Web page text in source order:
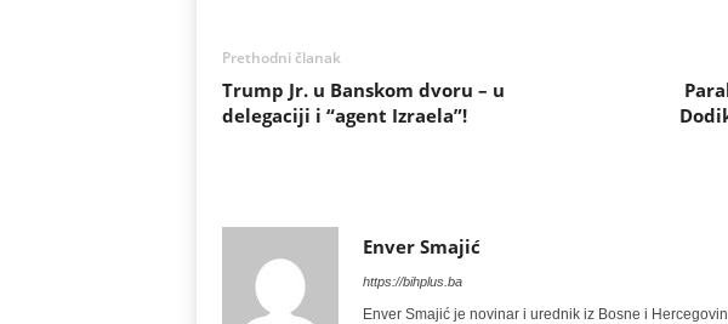
Prethodni članak
Trump Jr. u Banskom dvoru – u
delegaciji i “agent Izraela”!
Enver Smajić
https://bihplus.ba
Enver Smajić je novinar i urednik iz Bosne i